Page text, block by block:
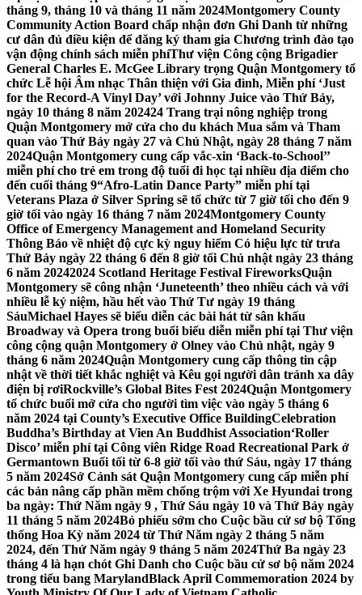
tháng 9, tháng 10 và tháng 11 năm 2024Montgomery County
Community Action Board chấp nhận đơn Ghi Danh từ những
cư dân đủ điều kiện để đăng ký tham gia Chương trình đào tạo
vận động chính sách miễn phíThư viện Công cộng Brigadier
General Charles E. McGee Library trọng Quận Montgomery tổ
chức Lễ hội Âm nhạc Thân thiện với Gia đình, Miễn phí ‘Just
for the Record-A Vinyl Day’ với Johnny Juice vào Thứ Bảy,
ngày 10 tháng 8 năm 202424 Trang trại nông nghiệp trong
Quận Montgomery mở cửa cho du khách Mua sắm và Tham
quan vào Thứ Bảy ngày 27 và Chủ Nhật, ngày 28 tháng 7 năm
2024Quận Montgomery cung cấp vắc-xin ‘Back-to-School’’
miễn phí cho trẻ em trong độ tuổi đi học tại nhiều địa điểm cho
đến cuối tháng 9“Afro-Latin Dance Party” miễn phí tại
Veterans Plaza ở Silver Spring sẽ tổ chức từ 7 giờ tối cho đến 9
giờ tối vào ngày 16 tháng 7 năm 2024Montgomery County
Office of Emergency Management and Homeland Security
Thông Báo về nhiệt độ cực kỳ nguy hiểm Có hiệu lực từ trưa
Thứ Bảy ngày 22 tháng 6 đến 8 giờ tối Chủ nhật ngày 23 tháng
6 năm 20242024 Scotland Heritage Festival FireworksQuận
Montgomery sẽ công nhận ‘Juneteenth’ theo nhiều cách và với
nhiều lễ kỷ niệm, hầu hết vào Thứ Tư ngày 19 tháng
SáuMichael Hayes sẽ biểu diễn các bài hát từ sân khấu
Broadway và Opera trong buổi biểu diễn miễn phí tại Thư viện
công cộng quận Montgomery ở Olney vào Chủ nhật, ngày 9
tháng 6 năm 2024Quận Montgomery cung cấp thông tin cập
nhật về thời tiết khắc nghiệt và Kêu gọi người dân tránh xa dây
điện bị rơiRockville’s Global Bites Fest 2024Quận Montgomery
tổ chức buổi mở cửa cho người tìm việc vào ngày 5 tháng 6
năm 2024 tại County’s Executive Office BuildingCelebration
Buddha’s Birthday at Vien An Buddhist Association‘Roller
Disco’ miễn phí tại Công viên Ridge Road Recreational Park ở
Germantown Buổi tối từ 6-8 giờ tối vào thứ Sáu, ngày 17 tháng
5 năm 2024Sở Cảnh sát Quận Montgomery cung cấp miễn phí
các bản nâng cấp phần mềm chống trộm với Xe Hyundai trong
ba ngày: Thứ Năm ngày 9 , Thứ Sáu ngày 10 và Thứ Bảy ngày
11 tháng 5 năm 2024Bỏ phiếu sớm cho Cuộc bầu cử sơ bộ Tổng
thống Hoa Kỳ năm 2024 từ Thứ Năm ngày 2 tháng 5 năm
2024, đến Thứ Năm ngày 9 tháng 5 năm 2024Thứ Ba ngày 23
tháng 4 là hạn chót Ghi Danh cho Cuộc bầu cử sơ bộ năm 2024
trong tiểu bang MarylandBlack April Commemoration 2024 by